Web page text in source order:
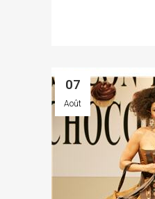
07
Août